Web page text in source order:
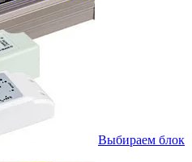
Выбираем блок